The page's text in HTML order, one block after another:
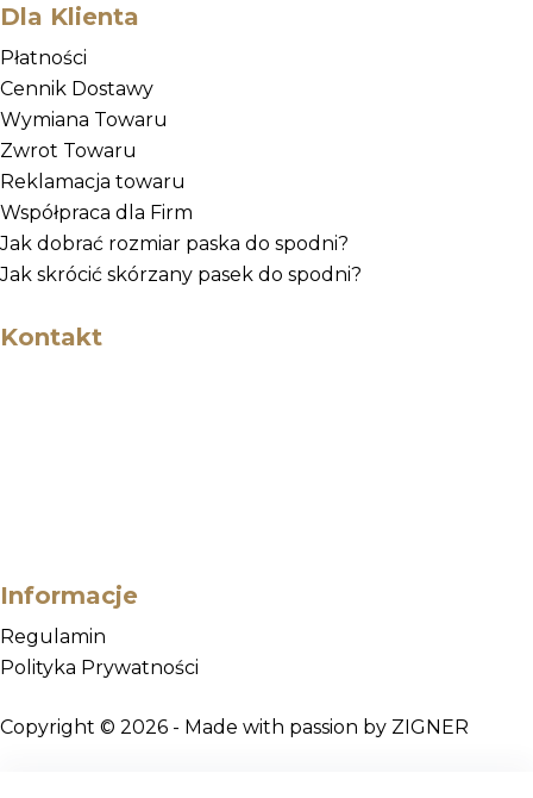
Dla Klienta
Płatności
Cennik Dostawy
Wymiana Towaru
Zwrot Towaru
Reklamacja towaru
Współpraca dla Firm
Jak dobrać rozmiar paska do spodni?
Jak skrócić skórzany pasek do spodni?
Kontakt
Informacje
Regulamin
Polityka Prywatności
Copyright © 2026 - Made with passion by ZIGNER